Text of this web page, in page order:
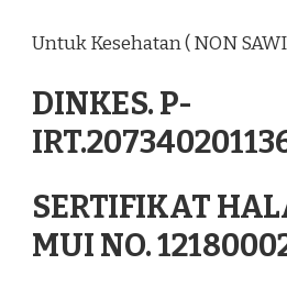
Untuk Kesehatan ( NON
DINKES. P-
SERTIFIKAT
MUI NO.